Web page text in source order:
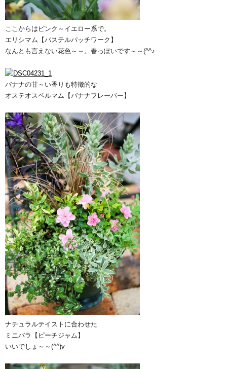
ここからはピンク～イエロー系で。
エリシマム【パステルパッチワーク】
なんとも言えない花色～～。春っぽいです～～(^^♪
バナナの甘～い香りも特徴的な
オステオスペルマム【バナナフレーバー】
ナチュラルテイストに合わせた
ミニバラ【ピーチジャム】
いいでしょ～～(^^)v